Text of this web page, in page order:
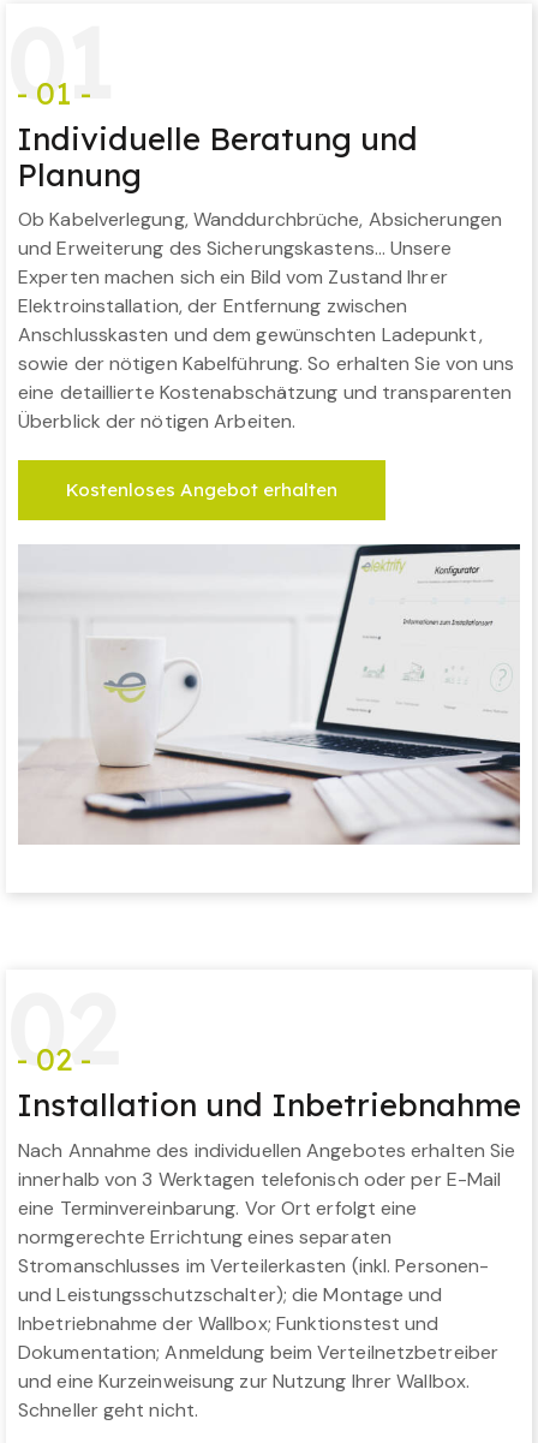
01
- 01 -
Individuelle Beratung und
Planung
Ob Kabelverlegung, Wanddurchbrüche, Absicherungen
und Erweiterung des Sicherungskastens… Unsere
Experten machen sich ein Bild vom Zustand Ihrer
Elektroinstallation, der Entfernung zwischen
Anschlusskasten und dem gewünschten Ladepunkt,
sowie der nötigen Kabelführung. So erhalten Sie von uns
eine detaillierte Kostenabschätzung und transparenten
Überblick der nötigen Arbeiten.
Kostenloses Angebot erhalten
02
- 02 -
Installation und Inbetriebnahme
Nach Annahme des individuellen Angebotes erhalten Sie
innerhalb von 3 Werktagen telefonisch oder per E-Mail
eine Terminvereinbarung. Vor Ort erfolgt eine
normgerechte Errichtung eines separaten
Stromanschlusses im Verteilerkasten (inkl. Personen-
und Leistungsschutzschalter); die Montage und
Inbetriebnahme der Wallbox; Funktionstest und
Dokumentation; Anmeldung beim Verteilnetzbetreiber
und eine Kurzeinweisung zur Nutzung Ihrer Wallbox.
Schneller geht nicht.